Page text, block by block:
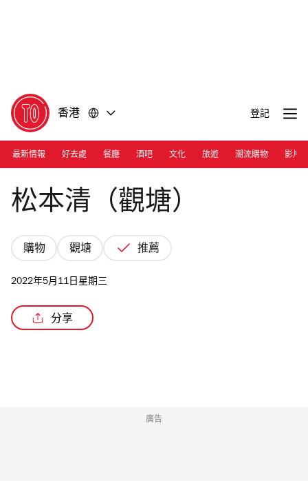
香港 登記
最新情報 好去處 餐廳 酒吧 文化 旅遊 潮流購物 影片
Photograph: Courtesy Matsumoto Kiyoshi HK
松本清（觀塘）
購物 觀塘 推薦
2022年5月11日星期三
分享
廣告